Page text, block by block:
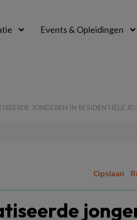
Events & Opleidingen
JONGEREN IN RESIDENTIËLE
Opslaan